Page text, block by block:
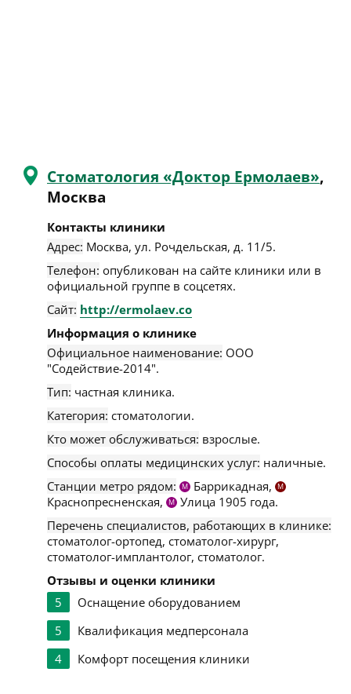
Стоматология «Доктор Ермолаев»,
Москва
Контакты клиники
Адрес: Москва, ул. Рочдельская, д. 11/5.
Телефон: опубликован на сайте клиники или в
официальной группе в соцсетях.
Сайт: http://ermolaev.co
Информация о клинике
Официальное наименование: ООО
"Содействие-2014".
Тип: частная клиника.
Категория: стоматологии.
Кто может обслуживаться: взрослые.
Способы оплаты медицинских услуг: наличные.
Станции метро рядом:
М Баррикадная, М
Краснопресненская, М Улица 1905 года.
Перечень специалистов, работающих в клинике:
стоматолог-ортопед, стоматолог-хирург,
стоматолог-имплантолог, стоматолог.
Отзывы и оценки клиники
5
Оснащение оборудованием
5
Квалификация медперсонала
4
Комфорт посещения клиники